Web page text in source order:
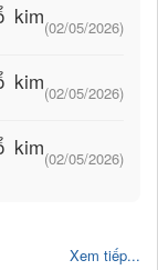
kim(02/05/2026)
kim(02/05/2026)
kim(02/05/2026)
Xem tiếp...